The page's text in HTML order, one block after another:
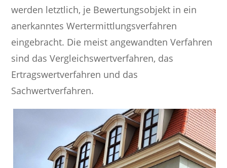
werden letztlich, je Bewertungsobjekt in ein
anerkanntes Wertermittlungsverfahren
eingebracht. Die meist angewandten Verfahren
sind das Vergleichswertverfahren, das
Ertragswertverfahren und das
Sachwertverfahren.